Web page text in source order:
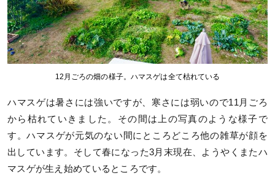
12月ごろの畑の様子。ハマスゲは全て枯れている
ハマスゲは暑さには強いですが、寒さには弱いので11月ごろ
から枯れていきました。その間は上の写真のような様子で
す。ハマスゲが元気のない間にところどころ他の雑草が顔を
出しています。そして春になった3月末現在、ようやくまたハ
マスゲが生え始めているところです。